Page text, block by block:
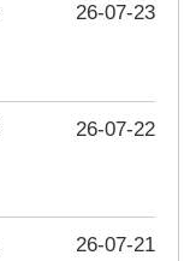
26-07-23
26-07-22
26-07-21